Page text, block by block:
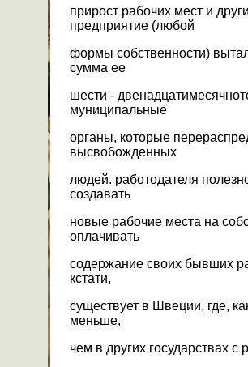
прирост рабочих мест и
предприятие (любой
формы собственности)
сумма ее
шести -
муниципальные
органы, которые
высвобожденных
людей. работодателя
создавать
новые рабочие места на
оплачивать
содержание своих бывших
кстати,
существует в Швеции, где,
меньше,
чем в других государствах